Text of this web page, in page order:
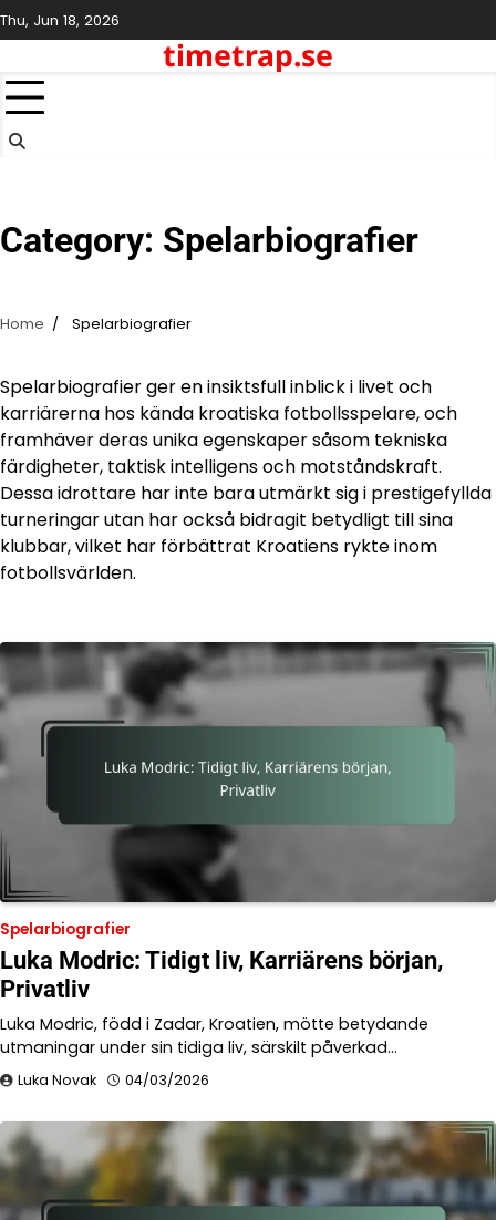
Skip
to
Thu, Jun 18, 2026
timetrap.se
Category: Spelarbiografier
Home Spelarbiografier
Spelarbiografier ger en insiktsfull inblick i livet och
karriärerna hos kända kroatiska fotbollsspelare, och
framhäver deras unika egenskaper såsom tekniska
färdigheter, taktisk intelligens och motståndskraft.
Dessa idrottare har inte bara utmärkt sig i prestigefyllda
turneringar utan har också bidragit betydligt till sina
klubbar, vilket har förbättrat Kroatiens rykte inom
fotbollsvärlden.
Spelarbiografier
Luka Modric: Tidigt liv, Karriärens början,
Privatliv
Luka Modric, född i Zadar, Kroatien, mötte betydande
utmaningar under sin tidiga liv, särskilt påverkad…
Luka Novak 04/03/2026